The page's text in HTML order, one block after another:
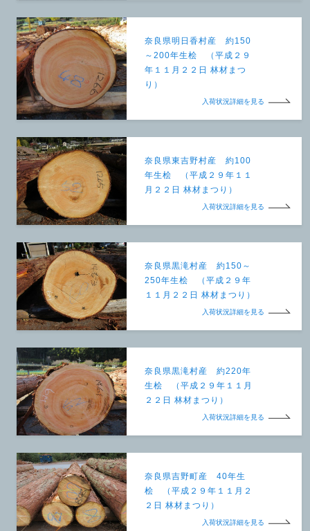
奈良県明日香村産 約150
～200年生桧 （平成２９
年１１月２２日 林材まつ
り）
入荷状況詳細を見る
奈良県東吉野村産 約100
年生桧 （平成２９年１１
月２２日 林材まつり）
入荷状況詳細を見る
奈良県黒滝村産 約150～
250年生桧 （平成２９年
１１月２２日 林材まつり）
入荷状況詳細を見る
奈良県黒滝村産 約220年
生桧 （平成２９年１１月
２２日 林材まつり）
入荷状況詳細を見る
奈良県吉野町産 40年生
桧 （平成２９年１１月２
２日 林材まつり）
入荷状況詳細を見る